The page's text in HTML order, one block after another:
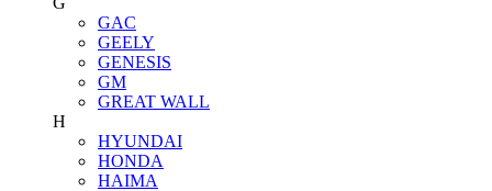
GAC
GEELY
GENESIS
GM
GREAT WALL
H
HYUNDAI
HONDA
HAIMA